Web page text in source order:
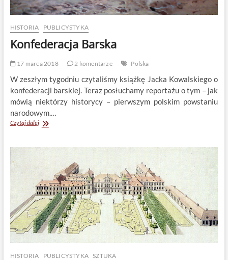
HISTORIA PUBLICYSTYKA
Konfederacja Barska
17 marca 2018 2 komentarze Polska
W zeszłym tygodniu czytaliśmy książkę Jacka Kowalskiego o
konfederacji barskiej. Teraz posłuchamy reportażu o tym – jak
mówią niektórzy historycy – pierwszym polskim powstaniu
narodowym.…
Czytaj dalejKonfederacja
HISTORIA PUBLICYSTYKA SZTUKA